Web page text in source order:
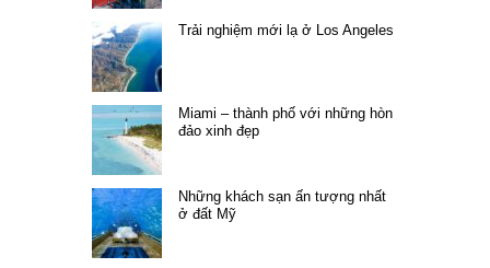
Trải nghiệm mới lạ ở Los Angeles
Miami – thành phố với những hòn
đảo xinh đẹp
Những khách sạn ấn tượng nhất
ở đất Mỹ